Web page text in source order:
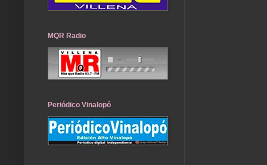
MQR Radio
Periódico Vinalopó